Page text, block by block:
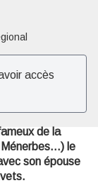
accès
de la
le
son épouse